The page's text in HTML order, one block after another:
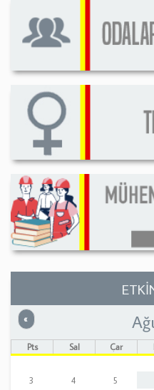
« Önceki
Pts Sal Çar
3
4 5